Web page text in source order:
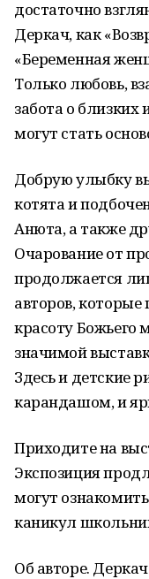
достаточно
Деркач, как
«Беременная
Только любовь,
забота о
могут стать
Добрую улыбку
котята и
Анюта, а также
Очарование от
продолжается
авторов,
красоту Божьего
значимой
Здесь и детские
карандашом, и
Приходите на
Экспозиция
могут
каникул
Об авторе.